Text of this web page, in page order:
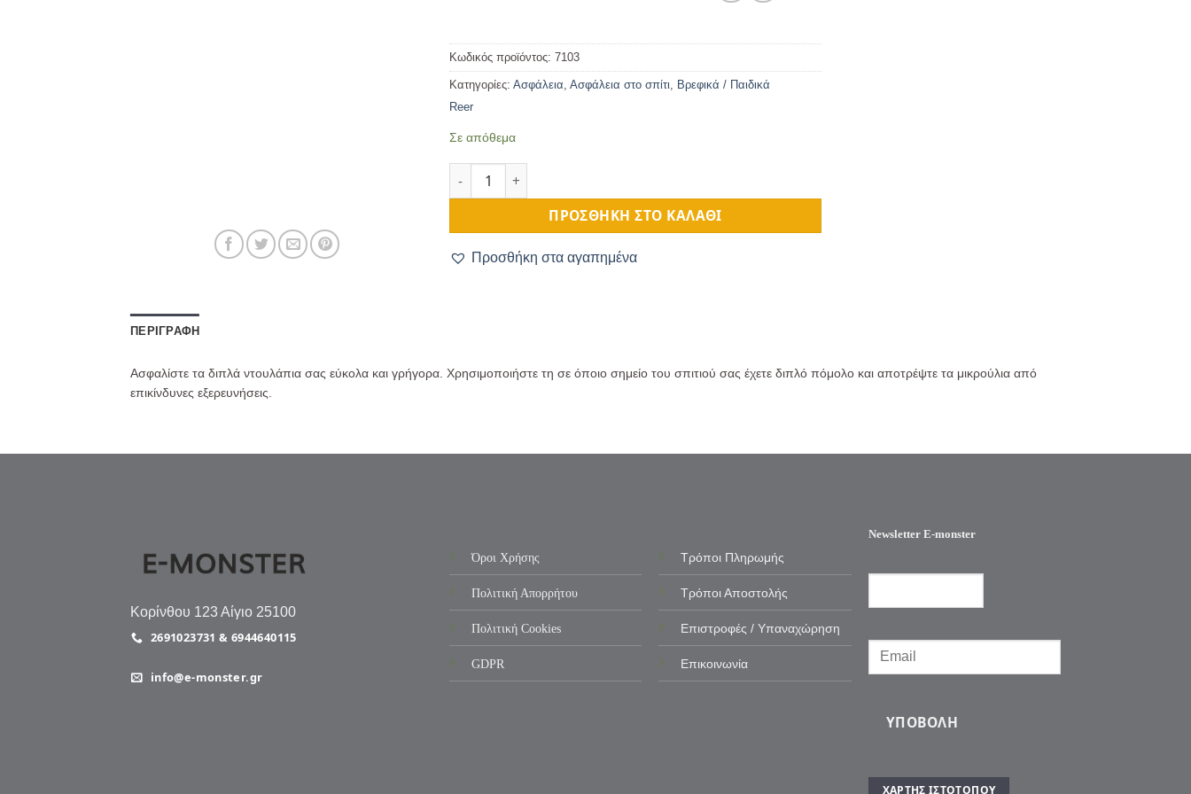
Κωδικός προϊόντος: 7103
Κατηγορίες: Ασφάλεια, Ασφάλεια στο σπίτι, Βρεφικά / Παιδικά
Reer
Σε απόθεμα
ΠΡΟΣΘΉΚΗ ΣΤΟ ΚΑΛΆΘΙ
Προσθήκη στα αγαπημένα
ΠΕΡΙΓΡΑΦΉ
Ασφαλίστε τα διπλά ντουλάπια σας εύκολα και γρήγορα. Χρησιμοποιήστε τη σε όποιο σημείο του σπιτιού σας έχετε διπλό πόμολο και αποτρέψτε τα μικρούλια από
επικίνδυνες εξερευνήσεις.
Κορίνθου 123 Αίγιο 25100
2691023731 & 6944640115
info@e-monster.gr
Όροι Χρήσης
Πολιτική Απορρήτου
Πολιτική Cookies
GDPR
Τρόποι Πληρωμής
Τρόποι Αποστολής
Επιστροφές / Υπαναχώρηση
Επικοινωνία
Newsletter E-monster
ΥΠΟΒΟΛΉ
ΧΆΡΤΗΣ ΙΣΤΌΤΟΠΟΥ